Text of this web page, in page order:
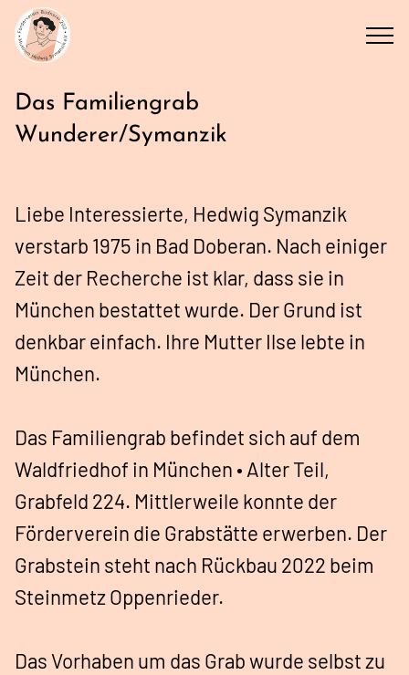
Das Familiengrab
Wunderer/Symanzik
Liebe Interessierte, Hedwig Symanzik
verstarb 1975 in Bad Doberan. Nach einiger
Zeit der Recherche ist klar, dass sie in
München bestattet wurde. Der Grund ist
denkbar einfach. Ihre Mutter Ilse lebte in
München.
Das Familiengrab befindet sich auf dem
Waldfriedhof in München • Alter Teil,
Grabfeld 224. Mittlerweile konnte der
Förderverein die Grabstätte erwerben. Der
Grabstein steht nach Rückbau 2022 beim
Steinmetz Oppenrieder.
Das Vorhaben um das Grab wurde selbst zu